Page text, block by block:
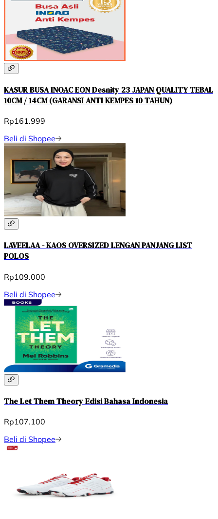
KASUR BUSA INOAC EON Desnity 23 JAPAN QUALITY TEBAL
10CM / 14CM (GARANSI ANTI KEMPES 10 TAHUN)
Rp161.999
Beli di Shopee
LAVEELAA - KAOS OVERSIZED LENGAN PANJANG LIST
POLOS
Rp109.000
Beli di Shopee
The Let Them Theory Edisi Bahasa Indonesia
Rp107.100
Beli di Shopee